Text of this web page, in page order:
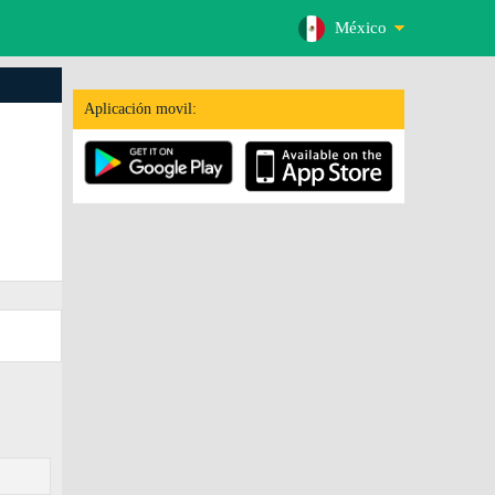
México
Aplicación movil: